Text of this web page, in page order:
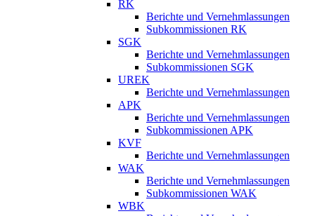
RK
Berichte und Vernehmlassungen
Subkommissionen RK
SGK
Berichte und Vernehmlassungen
Subkommissionen SGK
UREK
Berichte und Vernehmlassungen
APK
Berichte und Vernehmlassungen
Subkommissionen APK
KVF
Berichte und Vernehmlassungen
WAK
Berichte und Vernehmlassungen
Subkommissionen WAK
WBK